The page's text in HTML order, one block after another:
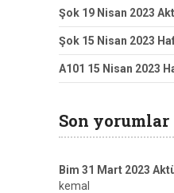
Şok 19 Nisan 2023
Şok 15 Nisan 2023
A101 15 Nisan 2023
Son yorumlar
Bim 31 Mart 2023
kemal